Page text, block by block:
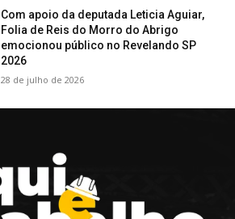
Com apoio da deputada Leticia Aguiar,
Folia de Reis do Morro do Abrigo
emocionou público no Revelando SP
2026
28 de julho de 2026